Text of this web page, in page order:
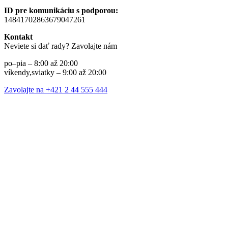
ID pre komunikáciu s podporou:
14841702863679047261
Kontakt
Neviete si dať rady? Zavolajte nám
po–pia – 8:00 až 20:00
víkendy,sviatky – 9:00 až 20:00
Zavolajte na +421 2 44 555 444